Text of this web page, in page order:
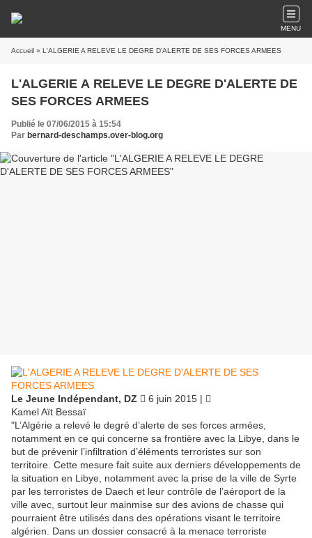
MENU
Accueil » L'ALGERIE A RELEVE LE DEGRE D'ALERTE DE SES FORCES ARMEES
L'ALGERIE A RELEVE LE DEGRE D'ALERTE DE
SES FORCES ARMEES
Publié le 07/06/2015 à 15:54
Par bernard-deschamps.over-blog.org
Le Jeune Indépendant, DZ  6 juin 2015 | 
Kamel Aït Bessaï
"L’Algérie a relevé le degré d’alerte de ses forces armées,
notamment en ce qui concerne sa frontière avec la Libye, dans le
but de prévenir l’infiltration d’éléments terroristes sur son
territoire. Cette mesure fait suite aux derniers développements de
la situation en Libye, notamment avec la prise de la ville de Syrte
par les terroristes de Daech et leur contrôle de l’aéroport de la
ville avec, surtout leur mainmise sur des avions de chasse qui
pourraient être utilisés dans des opérations visant le territoire
algérien. Dans un dossier consacré à la menace terroriste